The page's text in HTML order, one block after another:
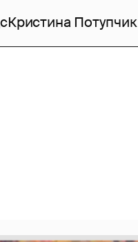
Кристина Потупчик